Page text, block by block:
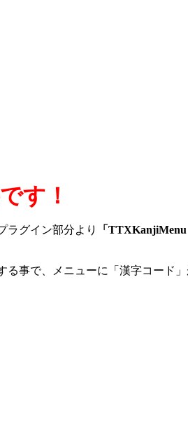
す！
ラグイン部分より 「
る事で、メニューに「漢字コード